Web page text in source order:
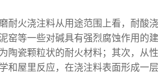
火浇注料从用途范围上看，耐酸浇
窑等一些对碱具有强烈腐蚀作用的
陶瓷颗粒状的耐火材料；其次，从
和屋里反应，在浇注料表面形成一